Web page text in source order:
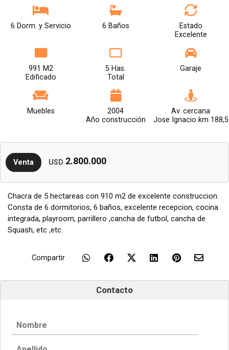
6 Dorm. y Servicio 6 Baños
Estado
Excelente
991 M2
Edificado
5 Has.
Total
Garaje
Muebles
2004
Año construcción
Av. cercana
Jose Ignacio km 188,5
Venta USD 2.800.000
Chacra de 5 hectareas con 910 m2 de excelente construccion.
Consta de 6 dormitorios, 6 baños, excelente recepcion, cocina
integrada, playroom, parrillero ,cancha de futbol, cancha de
Squash, etc ,etc.
Compartir
Contacto